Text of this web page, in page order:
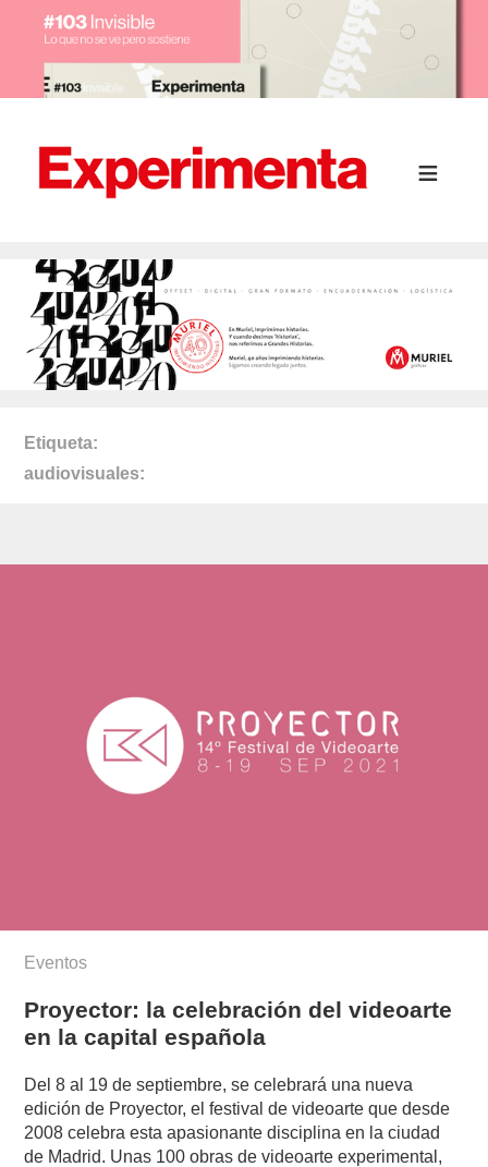
Etiqueta
audiovisuales
Eventos
Proyector: la celebración del videoarte
en la capital española
Del 8 al 19 de septiembre, se celebrará una nueva
edición de Proyector, el festival de videoarte que desde
2008 celebra esta apasionante disciplina en la ciudad
de Madrid. Unas 100 obras de videoarte experimental,